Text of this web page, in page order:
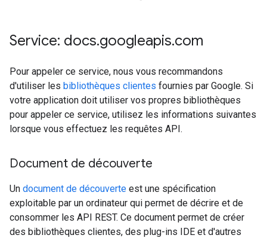
Service: docs.googleapis.com
Pour appeler ce service, nous vous recommandons
d'utiliser les bibliothèques clientes fournies par Google. Si
votre application doit utiliser vos propres bibliothèques
pour appeler ce service, utilisez les informations suivantes
lorsque vous effectuez les requêtes API.
Document de découverte
Un document de découverte est une spécification
exploitable par un ordinateur qui permet de décrire et de
consommer les API REST. Ce document permet de créer
des bibliothèques clientes, des plug-ins IDE et d'autres